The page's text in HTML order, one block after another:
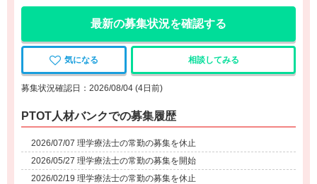
最新の募集状況を確認する
気になる 相談してみる
募集状況確認日：2026/08/04 (4日前)
PTOT人材バンクでの募集履歴
2026/07/07 理学療法士の常勤の募集を休止
2026/05/27 理学療法士の常勤の募集を開始
2026/02/19 理学療法士の常勤の募集を休止